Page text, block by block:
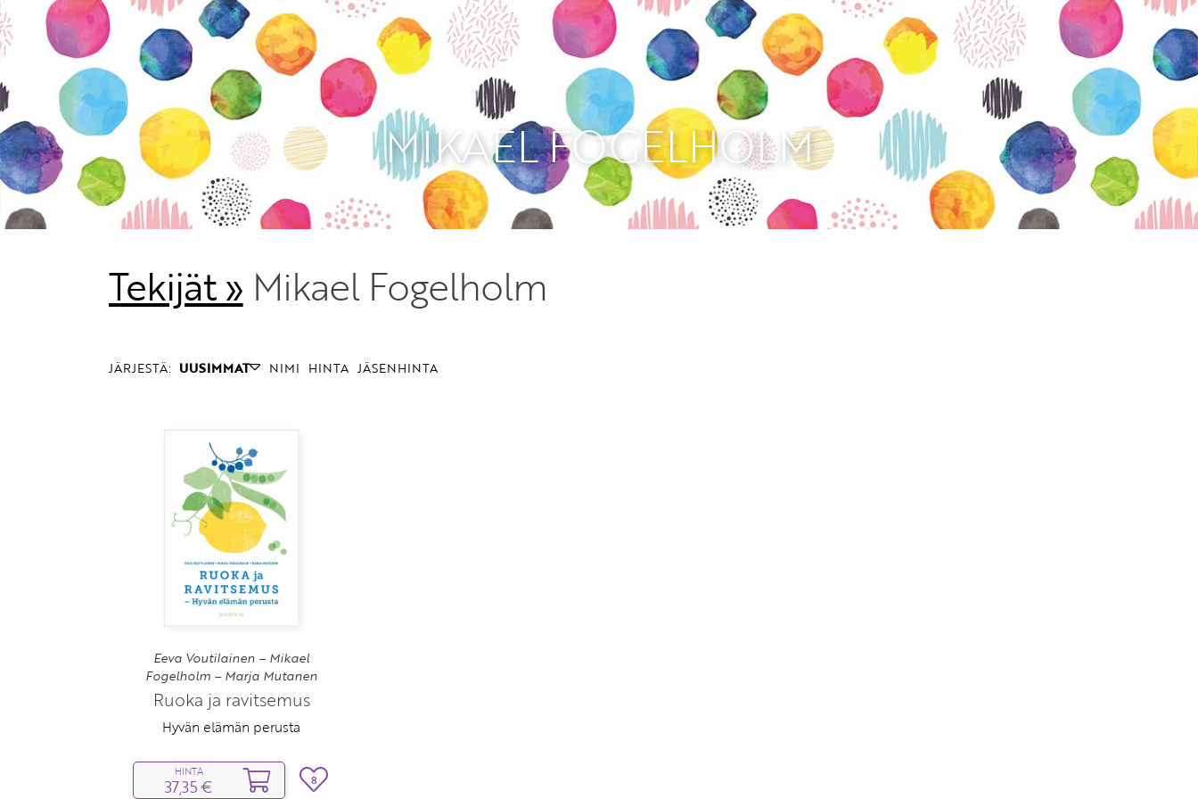
Etkö ole vielä Varhaiskasvatuksen Tietopalvelun
jäsen?
Liity tästä!
MIKAEL FOGELHOLM
Tekijät » Mikael Fogelholm
JÄRJESTÄ: UUSIMMAT NIMI HINTA JÄSENHINTA
Eeva Voutilainen – Mikael
Fogelholm – Marja Mutanen
Ruoka ja ravitsemus
Hyvän elämän perusta
HINTA
37,35 € 8